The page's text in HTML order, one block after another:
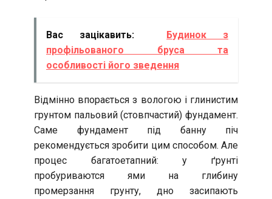
Вас зацікавить:
Будинок з
профільованого бруса та
особливості його зведення
Відмінно впорається з вологою і глинистим
грунтом пальовий (стовпчастий) фундамент.
Саме фундамент під банну піч
рекомендується зробити цим способом. Але
процес багатоетапний: у ґрунті
пробуриваются ями на глибину
промерзання грунту, дно засипають